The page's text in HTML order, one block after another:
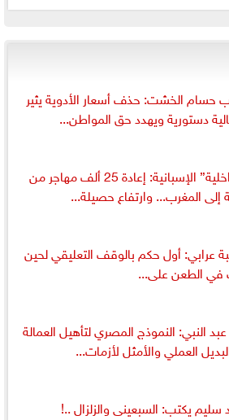
حسام الخشت: حذف أسعار الأدوية يثير
دستورية ويهدد حق المواطن...
”الداخلية” الإسبانية: إعادة 25 ألف مهاجر من
إلى المغرب... وارتفاع حصيلة...
عرابي: أول حكم بالوقف التعليقي لحين
في الطعن على...
النبي: النموذج المصري لتأهيل العمالة
العملي والأمثل لأزمات...
سليم يكتب: السبعينى والزلزال ..!